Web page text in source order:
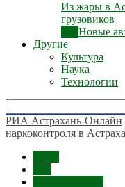
Из жары в
грузовиков
Новые
Другие
Культура
Наука
Технологии
РИА Астрахань-Онлайн
наркоконтроля в